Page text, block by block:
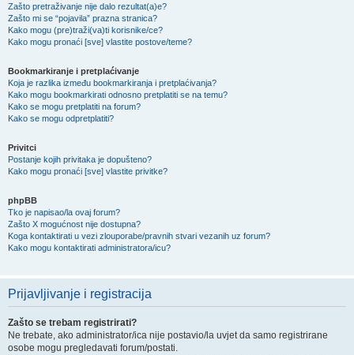
Zašto pretraživanje nije dalo rezultat(a)e?
Zašto mi se “pojavila” prazna stranica?
Kako mogu (pre)traži(va)ti korisnike/ce?
Kako mogu pronaći [sve] vlastite postove/teme?
Bookmarkiranje i pretplaćivanje
Koja je razlika između bookmarkiranja i pretplaćivanja?
Kako mogu bookmarkirati odnosno pretplatiti se na temu?
Kako se mogu pretplatiti na forum?
Kako se mogu odpretplatiti?
Privitci
Postanje kojih privitaka je dopušteno?
Kako mogu pronaći [sve] vlastite privitke?
phpBB
Tko je napisao/la ovaj forum?
Zašto X mogućnost nije dostupna?
Koga kontaktirati u vezi zlouporabe/pravnih stvari vezanih uz forum?
Kako mogu kontaktirati administratora/icu?
Prijavljivanje i registracija
Zašto se trebam registrirati?
Ne trebate, ako administrator/ica nije postavio/la uvjet da samo registrirane
osobe mogu pregledavati forum/postati.